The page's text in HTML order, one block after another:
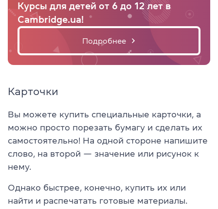
Курсы для детей от 6 до 12 лет в
Cambridge.ua!
Подробнее
Карточки
Вы можете купить специальные карточки, а
можно просто порезать бумагу и сделать их
самостоятельно! На одной стороне напишите
слово, на второй — значение или рисунок к
нему.
Однако быстрее, конечно, купить их или
найти и распечатать готовые материалы.